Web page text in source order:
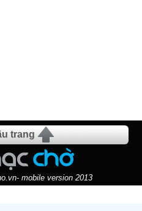
trang
mobile version 2013